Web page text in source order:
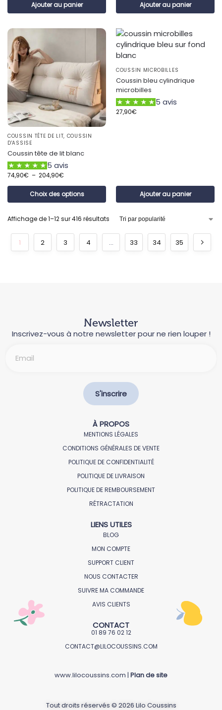
Ajouter au panier Ajouter au panier
COUSSIN TÊTE DE LIT, COUSSIN
D'ASSISE
Coussin tête de lit blanc
5 avis
74,90€ – 204,90€
Choix des options
COUSSIN MICROBILLES
Coussin bleu cylindrique
microbilles
5 avis
27,90€
Ajouter au panier
Affichage de 1–12 sur 416 résultats
1 2 3 4 … 33 34 35
Newsletter
Inscrivez-vous à notre newsletter pour ne rien louper !
S'inscrire
À PROPOS
MENTIONS LÉGALES
CONDITIONS GÉNÉRALES DE VENTE
POLITIQUE DE CONFIDENTIALITÉ
POLITIQUE DE LIVRAISON
POLITIQUE DE REMBOURSEMENT
RÉTRACTATION
LIENS UTILES
BLOG
MON COMPTE
SUPPORT CLIENT
NOUS CONTACTER
SUIVRE MA COMMANDE
AVIS CLIENTS
CONTACT
01 89 76 02 12
CONTACT@LILOCOUSSINS.COM
www.lilocoussins.com | Plan de site
Tout droits réservés © 2026 Lilo Coussins